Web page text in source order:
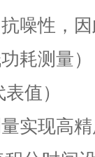
噪性，
耗测量）
值）
实现高